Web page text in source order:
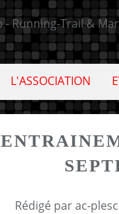
L'ASSOCIATION
Rédigé par ac-